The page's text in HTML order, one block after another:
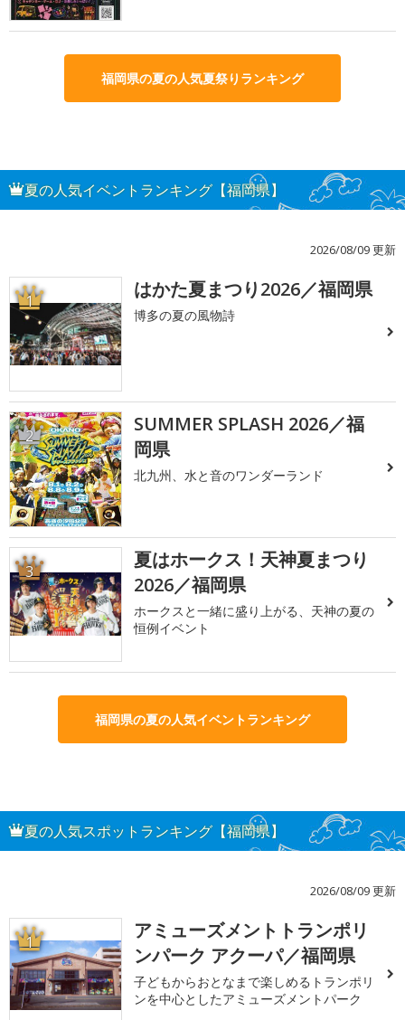
福岡県の夏の人気夏祭りランキング
夏の人気イベントランキング【福岡県】
2026/08/09 更新
1 はかた夏まつり2026／福岡県
博多の夏の風物詩
2
SUMMER SPLASH 2026／福
岡県
北九州、水と音のワンダーランド
3
夏はホークス！天神夏まつり
2026／福岡県
ホークスと一緒に盛り上がる、天神の夏の
恒例イベント
福岡県の夏の人気イベントランキング
夏の人気スポットランキング【福岡県】
2026/08/09 更新
1
アミューズメントトランポリ
ンパーク アクーパ／福岡県
子どもからおとなまで楽しめるトランポリ
ンを中心としたアミューズメントパーク